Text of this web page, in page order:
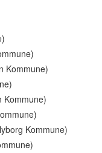
Kommune)
Kommune)
Kommune)